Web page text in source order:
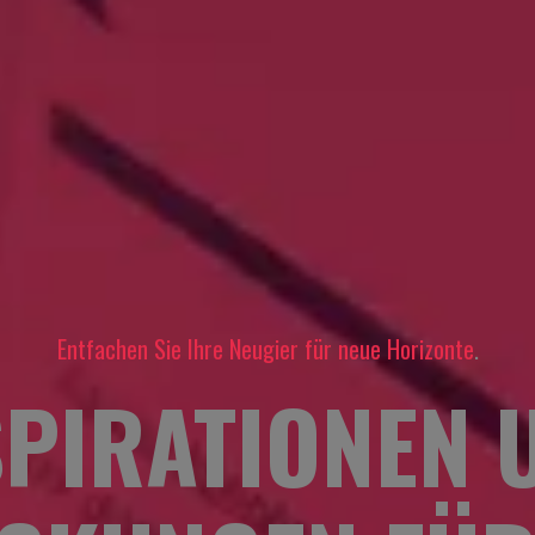
Entfachen Sie Ihre Neugier für neue Horizonte.